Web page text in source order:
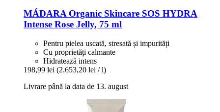
MÁDARA Organic Skincare SOS HYDRA
Intense Rose Jelly, 75 ml
Pentru pielea uscată, stresată și impurități
Cu proprietăți calmante
Hidratează intens
198,99 lei (2.653,20 lei / l)
Livrare până la data de 13. august